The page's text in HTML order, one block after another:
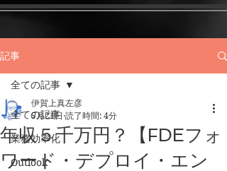
記事
全ての記事
業務効率化
Outlook
全ての記事
年収５千万円？【FDEフォ
ワード・デプロイ・エン
伊賀上真左彦
5月21日 読了時間: 4分